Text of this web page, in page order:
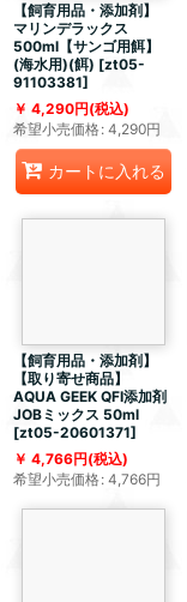
【飼育用品・添加剤】
マリンデラックス
500ml【サンゴ用餌】
(海水用)(餌) [zt05-
91103381]
4,290円(税込)
希望小売価格: 4,290円
カートに入れる
【飼育用品・添加剤】
【取り寄せ商品】
AQUA GEEK QFI添加剤
JOBミックス 50ml
[zt05-20601371]
4,766円(税込)
希望小売価格: 4,766円